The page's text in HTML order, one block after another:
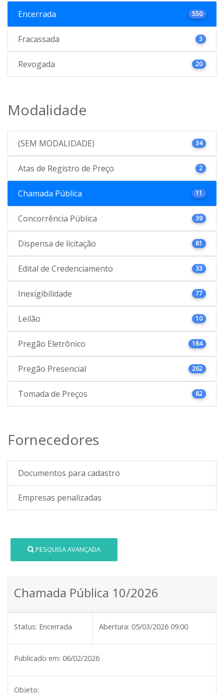
Encerrada 550
Fracassada 3
Revogada 20
Modalidade
(SEM MODALIDADE) 34
Atas de Registro de Preço 2
Chamada Pública 11
Concorrência Pública 39
Dispensa de licitação 81
Edital de Credenciamento 33
Inexigibilidade 77
Leilão 10
Pregão Eletrônico 184
Pregão Presencial 262
Tomada de Preços 82
Fornecedores
Documentos para cadastro
Empresas penalizadas
PESQUISA AVANÇADA
Chamada Pública 10/2026
Status: Encerrada Abertura: 05/03/2026 09:00
Publicado em: 06/02/2026
Objeto: